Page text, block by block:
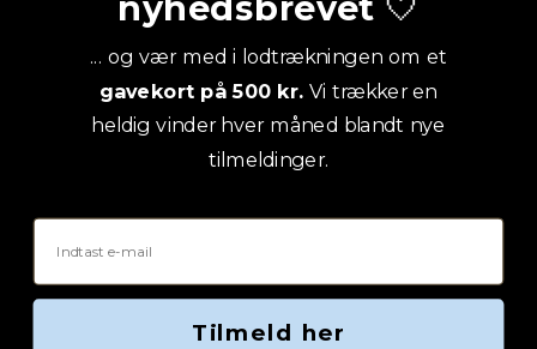
nyhedsbrevet 🤍
... og vær med i lodtrækningen om et
gavekort på 500 kr. Vi trækker en
heldig vinder hver måned blandt nye
tilmeldinger.
Email
Tilmeld her